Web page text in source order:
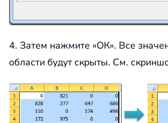
4. Затем нажмите «ОК». Все
области будут скрыты. См.